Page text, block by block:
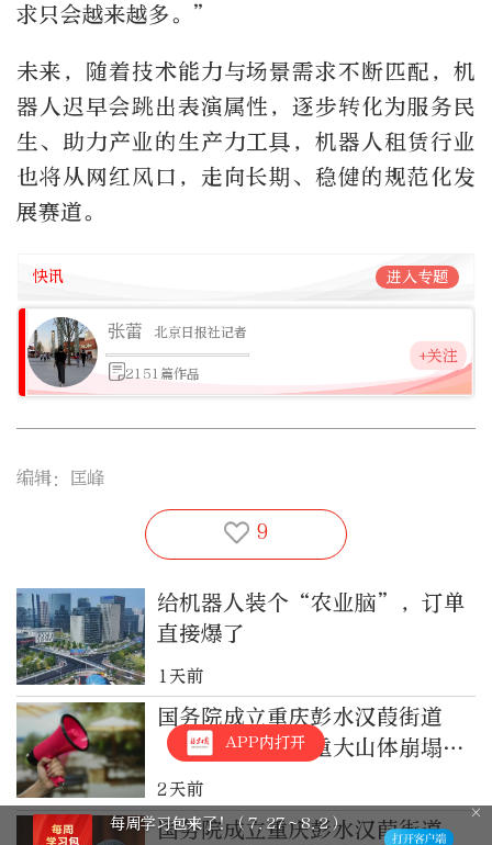
求只会越来越多。”
未来，随着技术能力与场景需求不断匹配，机
器人迟早会跳出表演属性，逐步转化为服务民
生、助力产业的生产力工具，机器人租赁行业
也将从网红风口，走向长期、稳健的规范化发
展赛道。
快讯 进入专题
张蕾 北京日报社记者
2151篇作品
+关注
编辑：匡峰
9
给机器人装个“农业脑”，订单
直接爆了
1天前
国务院成立重庆彭水汉葭街道
“7·17”特别重大山体崩塌灾
害调查评估组
2天前
国务院成立重庆彭水汉葭街道
APP内打开
掠影浮光又一日，柔霞暮色近黄昏